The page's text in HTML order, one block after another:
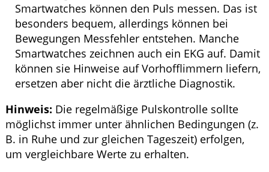
Smartwatches können den Puls messen. Das ist
besonders bequem, allerdings können bei
Bewegungen Messfehler entstehen. Manche
Smartwatches zeichnen auch ein EKG auf. Damit
können sie Hinweise auf Vorhofflimmern liefern,
ersetzen aber nicht die ärztliche Diagnostik.
Hinweis: Die regelmäßige Pulskontrolle sollte
möglichst immer unter ähnlichen Bedingungen (z.
B. in Ruhe und zur gleichen Tageszeit) erfolgen,
um vergleichbare Werte zu erhalten.